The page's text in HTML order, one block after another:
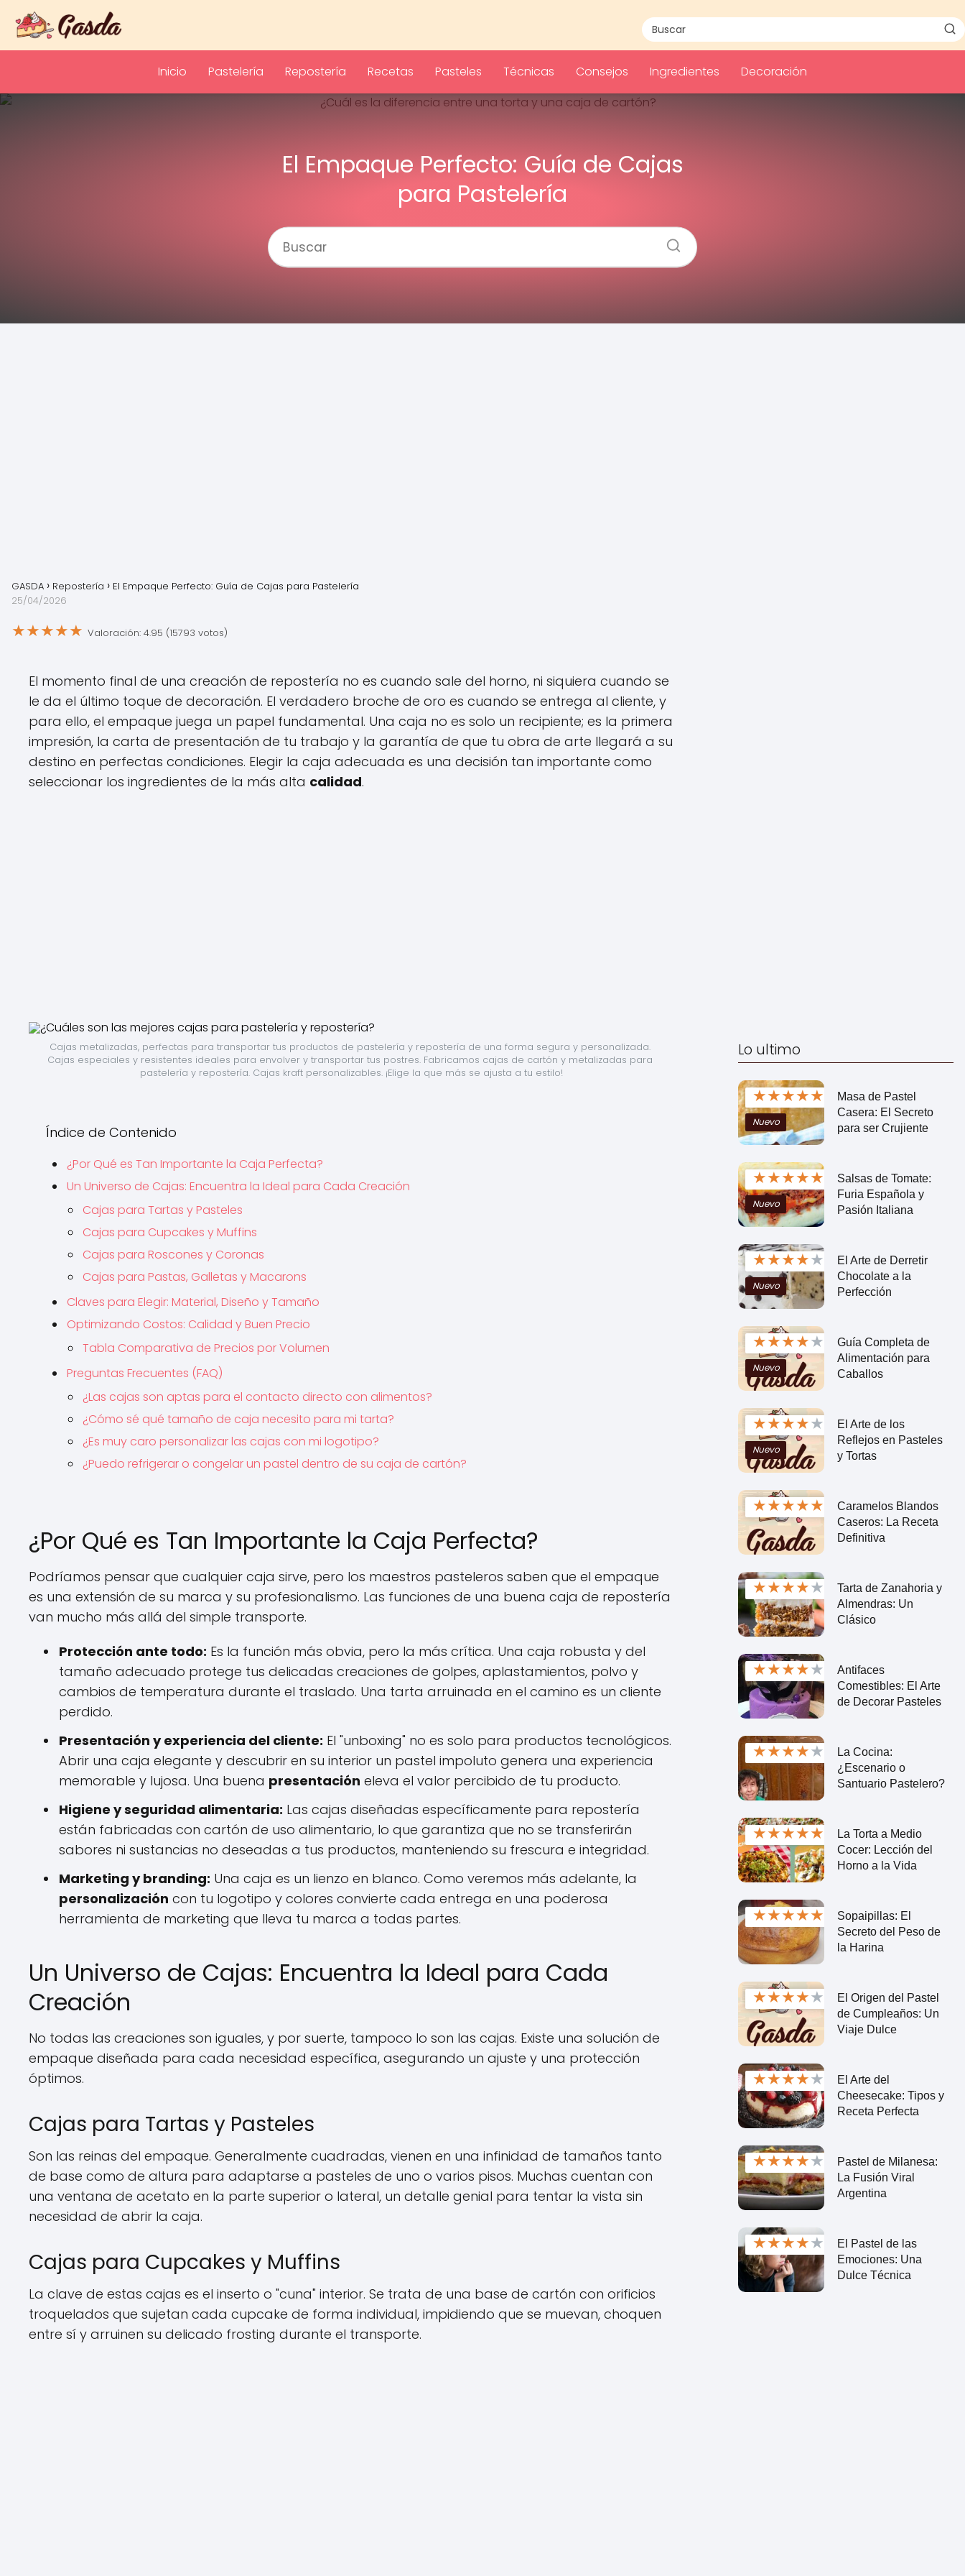
Inicio Pastelería Repostería Recetas Pasteles Técnicas Consejos Ingredientes Decoración
El Empaque Perfecto: Guía de Cajas
para Pastelería
GASDA Repostería
El Empaque Perfecto: Guía de Cajas para Pastelería
25/04/2026
★★★★★ Valoración: 4.95 (15793 votos)
El momento final de una creación de repostería no es cuando sale del horno, ni siquiera cuando se
le da el último toque de decoración. El verdadero broche de oro es cuando se entrega al cliente, y
para ello, el empaque juega un papel fundamental. Una caja no es solo un recipiente; es la primera
impresión, la carta de presentación de tu trabajo y la garantía de que tu obra de arte llegará a su
destino en perfectas condiciones. Elegir la caja adecuada es una decisión tan importante como
seleccionar los ingredientes de la más alta calidad.
Cajas metalizadas, perfectas para transportar tus productos de pastelería y repostería de una forma segura y personalizada.
Cajas especiales y resistentes ideales para envolver y transportar tus postres. Fabricamos cajas de cartón y metalizadas para
pastelería y repostería. Cajas kraft personalizables. ¡Elige la que más se ajusta a tu estilo!
Índice de Contenido
¿Por Qué es Tan Importante la Caja Perfecta?
Un Universo de Cajas: Encuentra la Ideal para Cada Creación
Cajas para Tartas y Pasteles
Cajas para Cupcakes y Muffins
Cajas para Roscones y Coronas
Cajas para Pastas, Galletas y Macarons
Claves para Elegir: Material, Diseño y Tamaño
Optimizando Costos: Calidad y Buen Precio
Tabla Comparativa de Precios por Volumen
Preguntas Frecuentes (FAQ)
¿Las cajas son aptas para el contacto directo con alimentos?
¿Cómo sé qué tamaño de caja necesito para mi tarta?
¿Es muy caro personalizar las cajas con mi logotipo?
¿Puedo refrigerar o congelar un pastel dentro de su caja de cartón?
¿Por Qué es Tan Importante la Caja Perfecta?
Podríamos pensar que cualquier caja sirve, pero los maestros pasteleros saben que el empaque
es una extensión de su marca y su profesionalismo. Las funciones de una buena caja de repostería
van mucho más allá del simple transporte.
Protección ante todo: Es la función más obvia, pero la más crítica. Una caja robusta y del
tamaño adecuado protege tus delicadas creaciones de golpes, aplastamientos, polvo y
cambios de temperatura durante el traslado. Una tarta arruinada en el camino es un cliente
perdido.
Presentación y experiencia del cliente: El "unboxing" no es solo para productos tecnológicos.
Abrir una caja elegante y descubrir en su interior un pastel impoluto genera una experiencia
memorable y lujosa. Una buena presentación eleva el valor percibido de tu producto.
Higiene y seguridad alimentaria: Las cajas diseñadas específicamente para repostería
están fabricadas con cartón de uso alimentario, lo que garantiza que no se transferirán
sabores ni sustancias no deseadas a tus productos, manteniendo su frescura e integridad.
Marketing y branding: Una caja es un lienzo en blanco. Como veremos más adelante, la
personalización con tu logotipo y colores convierte cada entrega en una poderosa
herramienta de marketing que lleva tu marca a todas partes.
Un Universo de Cajas: Encuentra la Ideal para Cada
Creación
No todas las creaciones son iguales, y por suerte, tampoco lo son las cajas. Existe una solución de
empaque diseñada para cada necesidad específica, asegurando un ajuste y una protección
óptimos.
Cajas para Tartas y Pasteles
Son las reinas del empaque. Generalmente cuadradas, vienen en una infinidad de tamaños tanto
de base como de altura para adaptarse a pasteles de uno o varios pisos. Muchas cuentan con
una ventana de acetato en la parte superior o lateral, un detalle genial para tentar la vista sin
necesidad de abrir la caja.
Cajas para Cupcakes y Muffins
La clave de estas cajas es el inserto o "cuna" interior. Se trata de una base de cartón con orificios
troquelados que sujetan cada cupcake de forma individual, impidiendo que se muevan, choquen
entre sí y arruinen su delicado frosting durante el transporte.
Lo ultimo
★★★★★
Nuevo
Masa de Pastel
Casera: El Secreto
para ser Crujiente
★★★★★
Nuevo
Salsas de Tomate:
Furia Española y
Pasión Italiana
★★★★★
Nuevo
El Arte de Derretir
Chocolate a la
Perfección
★★★★★
Nuevo
Guía Completa de
Alimentación para
Caballos
★★★★★
Nuevo
El Arte de los
Reflejos en Pasteles
y Tortas
★★★★★
Caramelos Blandos
Caseros: La Receta
Definitiva
★★★★★
Tarta de Zanahoria y
Almendras: Un
Clásico
★★★★★
Antifaces
Comestibles: El Arte
de Decorar Pasteles
★★★★★
La Cocina:
¿Escenario o
Santuario Pastelero?
★★★★★
La Torta a Medio
Cocer: Lección del
Horno a la Vida
★★★★★
Sopaipillas: El
Secreto del Peso de
la Harina
★★★★★
El Origen del Pastel
de Cumpleaños: Un
Viaje Dulce
★★★★★
El Arte del
Cheesecake: Tipos y
Receta Perfecta
★★★★★
Pastel de Milanesa:
La Fusión Viral
Argentina
★★★★★
El Pastel de las
Emociones: Una
Dulce Técnica